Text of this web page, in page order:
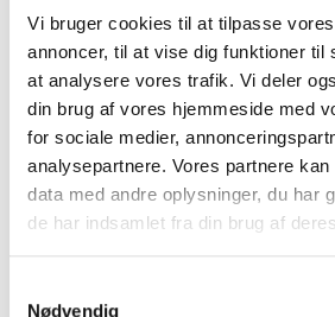
Vi bruger cookies til at tilpasse
annoncer, til at vise dig funktioner til
at analysere vores trafik. Vi deler
din brug af vores hjemmeside med
for sociale medier,
analysepartnere. Vores partnere
data med andre oplysninger, du har
de har indsamlet fra din brug af
Nødvendig